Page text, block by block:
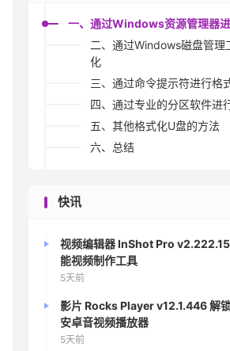
一、通过Windows资源管理器
二、通过Windows磁盘管理
化
三、通过命令提示符进行格
四、通过专业的分区软件进
五、其他格式化U盘的方法
六、总结
快讯
视频编辑器 InShot Pro
能视频制作工具
5天前
影片 Rocks Player v12.1.446 解
安卓音视频播放器
5天前